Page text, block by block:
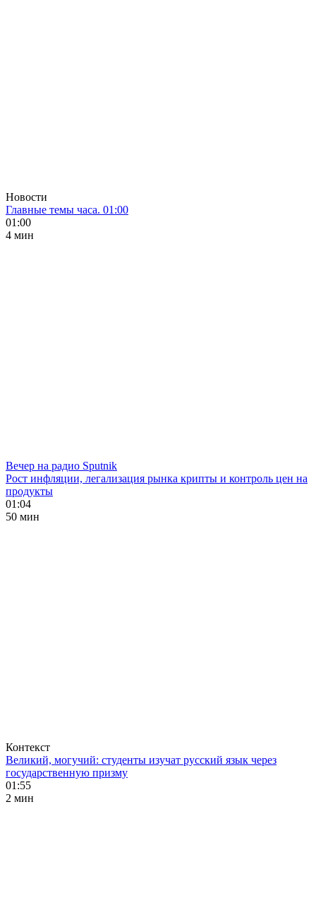
Новости
Главные темы часа. 01:00
01:00
4 мин
Вечер на радио Sputnik
Рост инфляции, легализация рынка крипты и контроль цен на
продукты
01:04
50 мин
Контекст
Великий, могучий: студенты изучат русский язык через
государственную призму
01:55
2 мин